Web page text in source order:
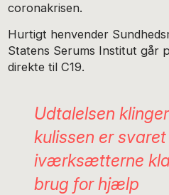
coronakrisen.
Hurtigt henvender
Statens Serums Institut går
direkte til C19.
Udtalelsen
kulissen er
iværksætterne
brug for hjælp